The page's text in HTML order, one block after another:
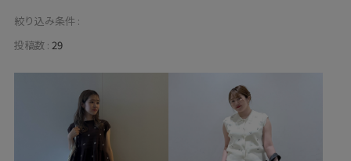
絞り込み条件 :
投稿数 : 29